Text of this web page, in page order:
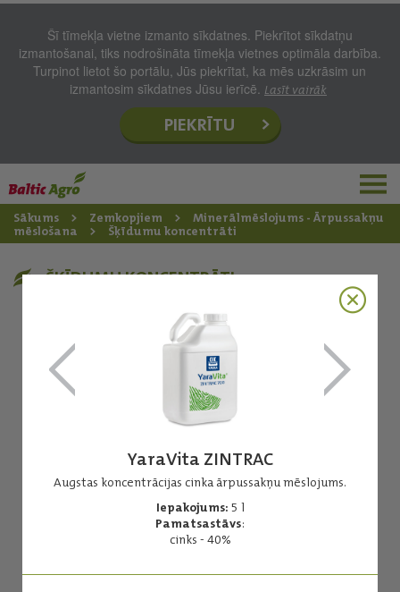
Šī tīmekļa vietne izmanto sīkdatnes. Piekrītot sīkdatņu
izmantošanai, tiks nodrošināta tīmekļa vietnes optimāla darbība.
Turpinot lietot šo portālu, Jūs piekrītat, ka mēs uzkrāsim un
izmantosim sīkdatnes Jūsu ierīcē. Lasīt vairāk
PIEKRĪTU
Sākums Zemkopjiem
Minerālmēslojums - Ārpussakņu
mēslošana
Šķīdumu koncentrāti
YaraVita ZINTRAC
Augstas koncentrācijas cinka ārpussakņu mēslojums.
Iepakojums: 5 l
Pamatsastāvs:
cinks - 40%
ŠĶĪDUMU KONCENTRĀTI
YaraVita BRASSITREL BIO
Ārpussakņu mēslojums, kas satur rapsim būtiskos